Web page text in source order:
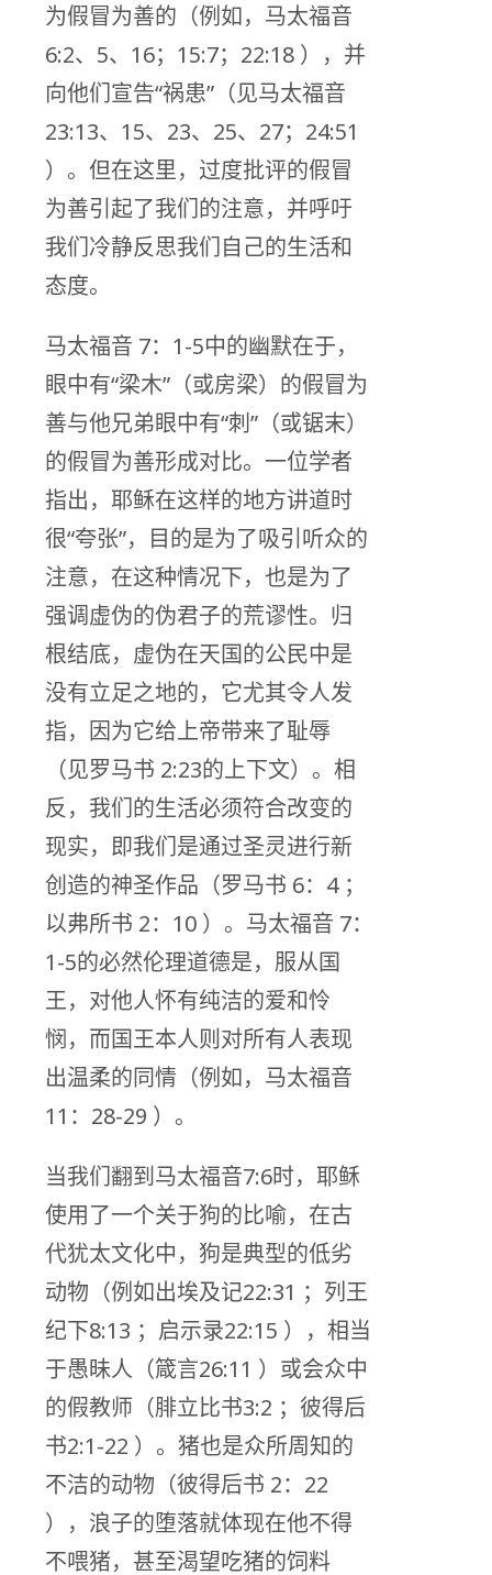
为假冒为善的（例如，马太福音
6:2、5、16；15:7；22:18 ），并
向他们宣告“祸患”（见马太福音
23:13、15、23、25、27；24:51
）。但在这里，过度批评的假冒
为善引起了我们的注意，并呼吁
我们冷静反思我们自己的生活和
态度。
马太福音 7：1-5中的幽默在于，
眼中有“梁木”（或房梁）的假冒为
善与他兄弟眼中有“刺”（或锯末）
的假冒为善形成对比。一位学者
指出，耶稣在这样的地方讲道时
很“夸张”，目的是为了吸引听众的
注意，在这种情况下，也是为了
强调虚伪的伪君子的荒谬性。归
根结底，虚伪在天国的公民中是
没有立足之地的，它尤其令人发
指，因为它给上帝带来了耻辱
（见罗马书 2:23的上下文）。相
反，我们的生活必须符合改变的
现实，即我们是通过圣灵进行新
创造的神圣作品（罗马书 6：4 ；
以弗所书 2：10 ）。马太福音 7：
1-5的必然伦理道德是，服从国
王，对他人怀有纯洁的爱和怜
悯，而国王本人则对所有人表现
出温柔的同情（例如，马太福音
11：28-29 ）。
当我们翻到马太福音7:6时，耶稣
使用了一个关于狗的比喻，在古
代犹太文化中，狗是典型的低劣
动物（例如出埃及记22:31 ；列王
纪下8:13 ；启示录22:15 ），相当
于愚昧人（箴言26:11 ）或会众中
的假教师（腓立比书3:2 ；彼得后
书2:1-22 ）。猪也是众所周知的
不洁的动物（彼得后书 2：22
），浪子的堕落就体现在他不得
不喂猪，甚至渴望吃猪的饲料